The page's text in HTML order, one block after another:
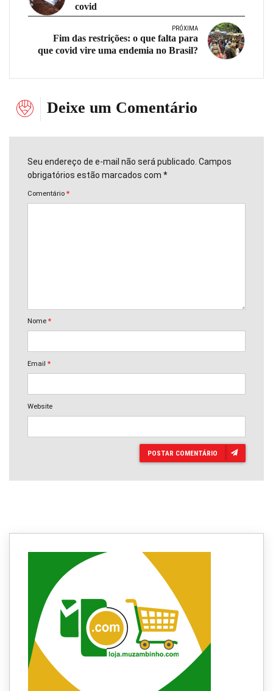
covid
PRÓXIMA
Fim das restrições: o que falta para
que covid vire uma endemia no Brasil?
Deixe um Comentário
Seu endereço de e-mail não será publicado. Campos
obrigatórios estão marcados com *
Comentário *
Nome *
Email *
Website
POSTAR COMENTÁRIO